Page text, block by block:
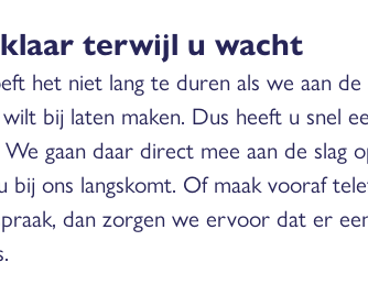
terwijl u wacht
het niet lang te duren als we aan de
bij laten maken. Dus heeft u snel
We gaan daar direct mee aan de slag
bij ons langskomt. Of maak vooraf
dan zorgen we ervoor dat er